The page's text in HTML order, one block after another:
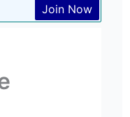
Join Now